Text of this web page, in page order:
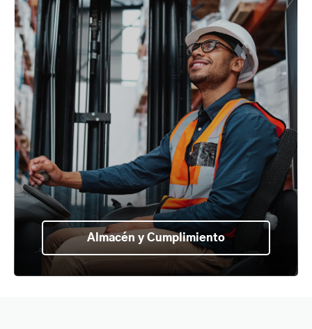
Almacén y Cumplimiento